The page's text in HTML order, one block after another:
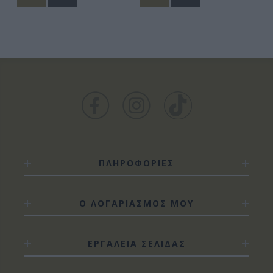
ΠΛΗΡΟΦΟΡΙΕΣ
Ο ΛΟΓΑΡΙΑΣΜΟΣ ΜΟΥ
ΕΡΓΑΛΕΙΑ ΣΕΛΙΔΑΣ